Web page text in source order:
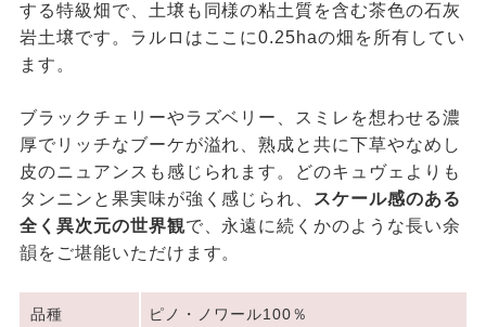
する特級畑で、土壌も同様の粘土質を含む茶色の石灰
岩土壌です。ラルロはここに0.25haの畑を所有してい
ます。
ブラックチェリーやラズベリー、スミレを想わせる濃
厚でリッチなブーケが溢れ、熟成と共に下草やなめし
皮のニュアンスも感じられます。どのキュヴェよりも
タンニンと果実味が強く感じられ、
スケール感のある
全く異次元の世界観で、永遠に続くかのような長い余
韻をご堪能いただけます。
品種 ピノ・ノワール100％